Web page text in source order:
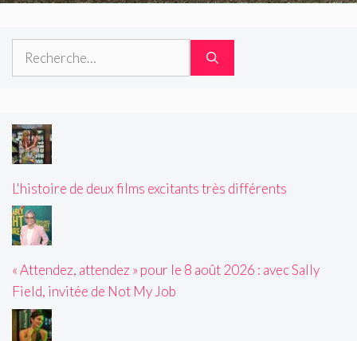
Rechercher :
L'histoire de deux films excitants très différents
« Attendez, attendez » pour le 8 août 2026 : avec Sally
Field, invitée de Not My Job